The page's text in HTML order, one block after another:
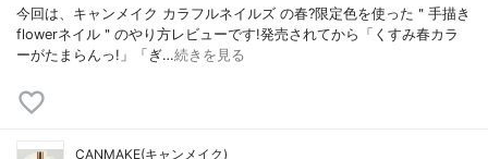
今回は、キャンメイク カラフルネイルズ の春?限定色を使った＂手描き
flowerネイル＂のやり方レビューです!発売されてから「くすみ春カラ
ーがたまらんっ!」「ぎ…続きを見る
CANMAKE(キャンメイク)